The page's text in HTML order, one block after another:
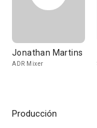
Jonathan Martins
ADR Mixer
Producción